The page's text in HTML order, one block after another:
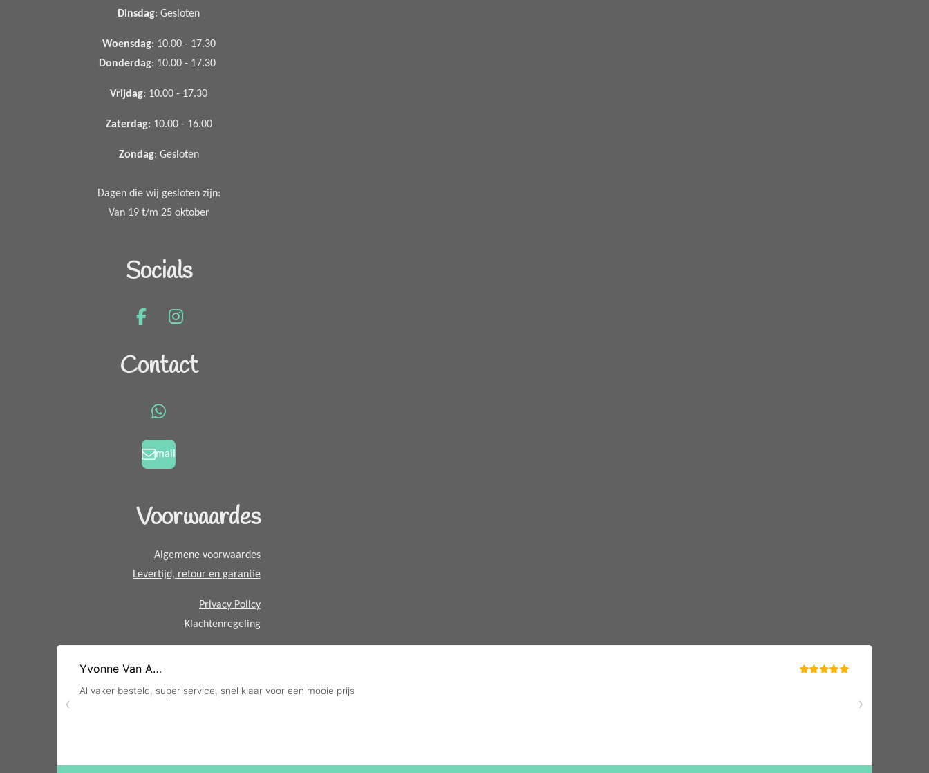
Dinsdag: Gesloten
Woensdag: 10.00 - 17.30
Donderdag: 10.00 - 17.30
Vrijdag: 10.00 - 17.30
Zaterdag: 10.00 - 16.00
Zondag: Gesloten
Dagen die wij gesloten zijn:
Van 19 t/m 25 oktober
Socials
F
c
e
k
I
s
t
a
Contact
W
a
t
p
mail
Voorwaardes
Algemene voorwaardes
Levertijd, retour en garantie
Privacy Policy
Klachtenregeling